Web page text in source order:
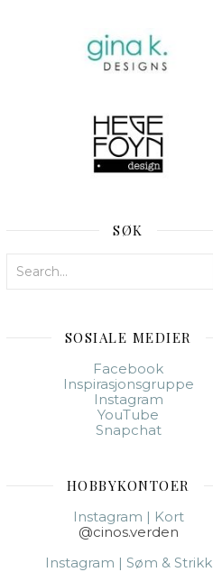
SØK
SOSIALE MEDIER
Facebook
Inspirasjonsgruppe
Instagram
YouTube
Snapchat
HOBBYKONTOER
Instagram | Kort
@cinos.verden
Instagram | Søm & Strikk